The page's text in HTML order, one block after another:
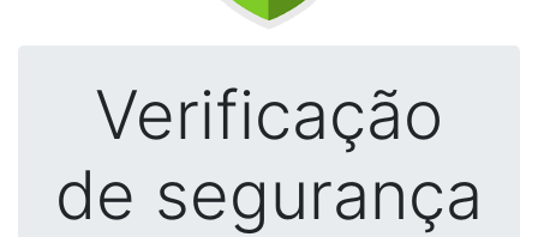
Verificação
de segurança